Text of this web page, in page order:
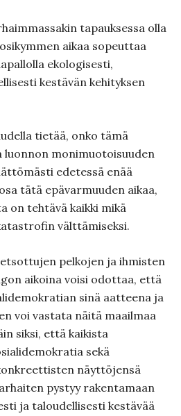
tapauksessa olla
aikaa sopeuttaa
ekologisesti,
kestävän kehityksen
tietää, onko tämä
luonnon monimuotoisuuden
edetessä enää
tätä epävarmuuden aikaa,
on tehtävä kaikki mikä
välttämiseksi.
pelkojen ja ihmisten
aikoina voisi odottaa, että
sinä aatteena ja
voi vastata näitä maailmaa
siksi, että kaikista
sekä
näyttöjensä
pystyy rakentamaan
ja taloudellisesti kestävää